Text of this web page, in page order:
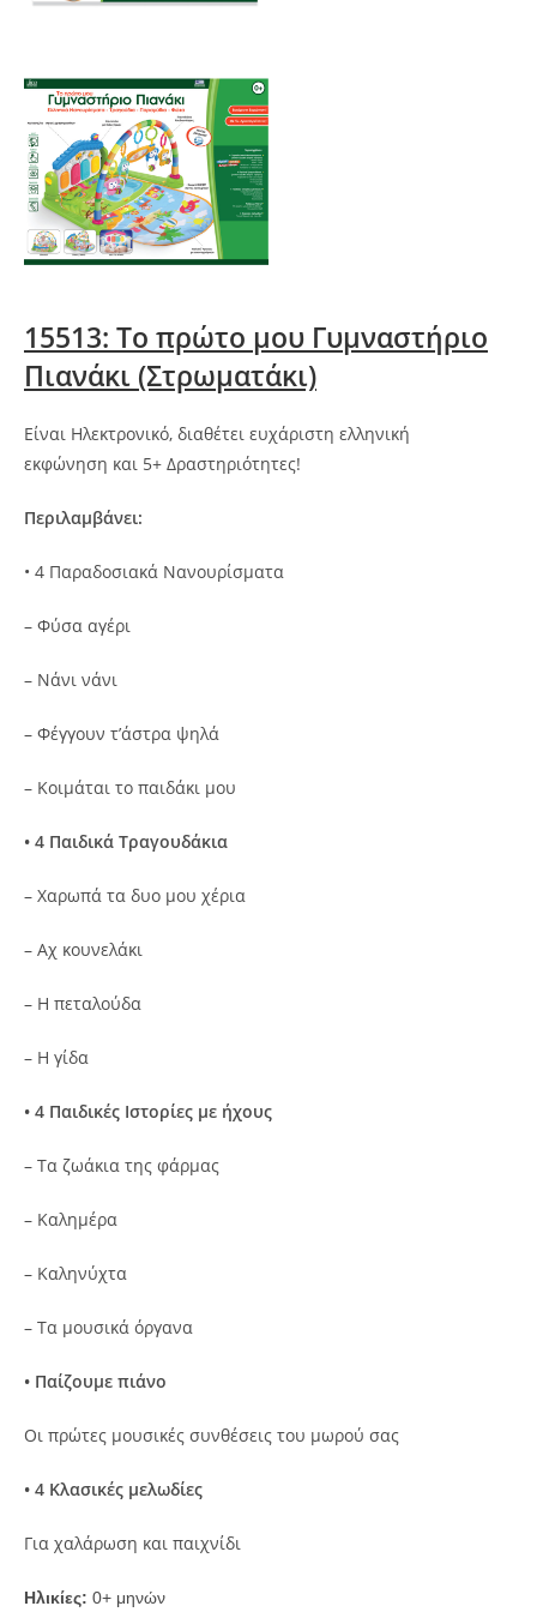
15513: Το πρώτο μου Γυμναστήριο
Πιανάκι (Στρωματάκι)
Είναι Ηλεκτρονικό, διαθέτει ευχάριστη ελληνική
εκφώνηση και 5+ Δραστηριότητες!
Περιλαμβάνει:
• 4 Παραδοσιακά Νανουρίσματα
– Φύσα αγέρι
– Νάνι νάνι
– Φέγγουν τ’άστρα ψηλά
– Κοιμάται το παιδάκι μου
• 4 Παιδικά Τραγουδάκια
– Χαρωπά τα δυο μου χέρια
– Αχ κουνελάκι
– Η πεταλούδα
– Η γίδα
• 4 Παιδικές Ιστορίες με ήχους
– Τα ζωάκια της φάρμας
– Καλημέρα
– Καληνύχτα
– Τα μουσικά όργανα
• Παίζουμε πιάνο
Οι πρώτες μουσικές συνθέσεις του μωρού σας
• 4 Κλασικές μελωδίες
Για χαλάρωση και παιχνίδι
Ηλικίες: 0+ μηνών